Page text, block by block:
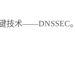
键技术——DNSSEC。